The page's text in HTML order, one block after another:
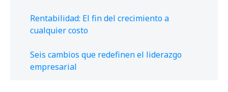
Rentabilidad: El fin del crecimiento a
cualquier costo
Seis cambios que redefinen el liderazgo
empresarial